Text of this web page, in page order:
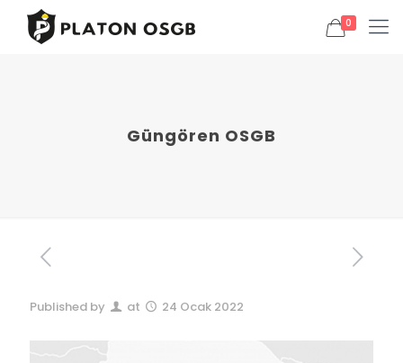
0
Güngören OSGB
Published by at 24 Ocak 2022